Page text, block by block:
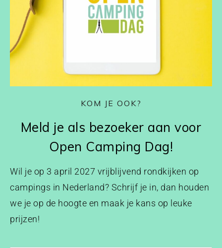
KOM JE OOK?
Meld je als bezoeker aan voor
Open Camping Dag!
Wil je op 3 april 2027 vrijblijvend rondkijken op
campings in Nederland? Schrijf je in, dan houden
we je op de hoogte en maak je kans op leuke
prijzen!